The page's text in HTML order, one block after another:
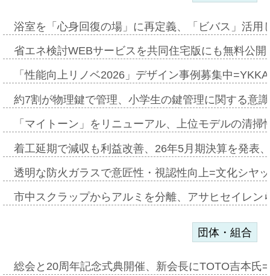
浴室を「心身回復の場」に再定義、「ビバス」活
省エネ検討WEBサービスを共同住宅版にも無料公
「性能向上リノベ2026」デザイン事例募集中
約7割が物理鍵で管理、小学生の鍵管理に関する意
「マイトーン」をリニューアル、上位モデルの清
着工延期で減収も利益改善、26年5月期決算を発表
透明な防火ガラスで意匠性・視認性向上=文化シヤ
市中スクラップからアルミを分離、アサヒセイレ
団体・組合
総会と20周年記念式典開催、新会長にTOTO吉本氏